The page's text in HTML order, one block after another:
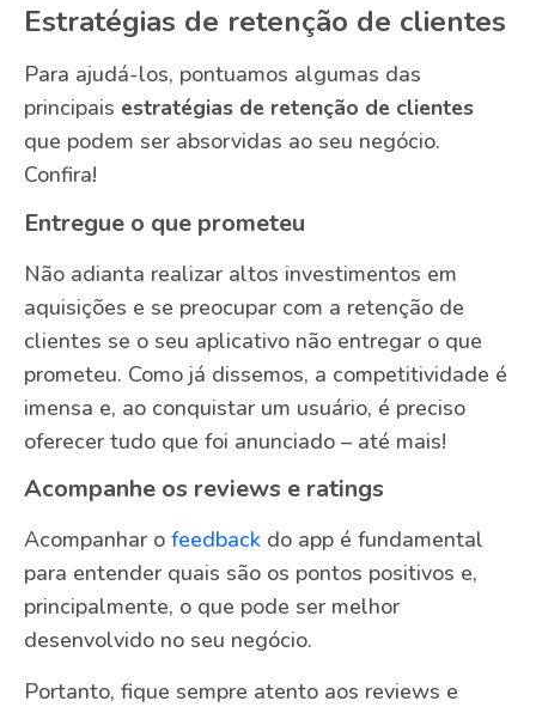
Estratégias de retenção de clientes
Para ajudá-los, pontuamos algumas das
principais estratégias de retenção de clientes
que podem ser absorvidas ao seu negócio.
Confira!
Entregue o que prometeu
Não adianta realizar altos investimentos em
aquisições e se preocupar com a retenção de
clientes se o seu aplicativo não entregar o que
prometeu. Como já dissemos, a competitividade é
imensa e, ao conquistar um usuário, é preciso
oferecer tudo que foi anunciado – até mais!
Acompanhe os reviews e ratings
Acompanhar o feedback do app é fundamental
para entender quais são os pontos positivos e,
principalmente, o que pode ser melhor
desenvolvido no seu negócio.
Portanto, fique sempre atento aos reviews e